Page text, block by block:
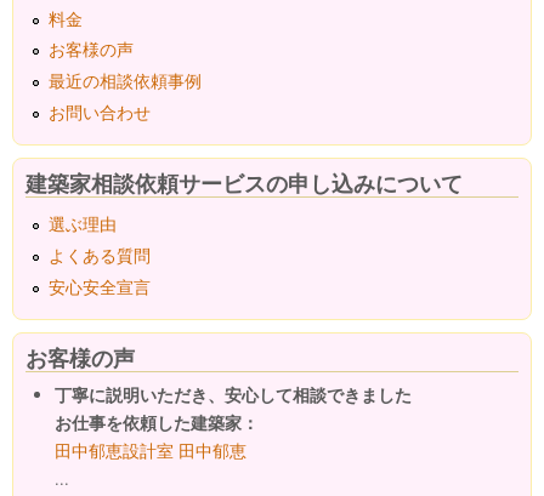
料金
お客様の声
最近の相談依頼事例
お問い合わせ
建築家相談依頼サービスの申し込みについて
選ぶ理由
よくある質問
安心安全宣言
お客様の声
丁寧に説明いただき、安心して相談できました
お仕事を依頼した建築家：
田中郁恵設計室 田中郁恵
...